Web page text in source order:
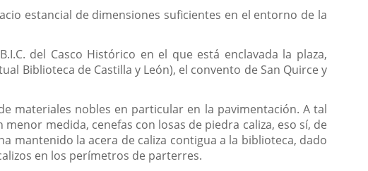
estancial de dimensiones suficientes en el entorno de la
del Casco Histórico en el que está enclavada la plaza,
Biblioteca de Castilla y León), el convento de San Quirce y
materiales nobles en particular en la pavimentación. A tal
medida, cenefas con losas de piedra caliza, eso sí, de
mantenido la acera de caliza contigua a la biblioteca, dado
en los perímetros de parterres.